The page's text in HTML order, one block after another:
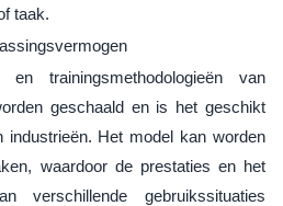
taak.
trainingsmethodologieën van
geschaald en is het geschikt
industrieën. Het model kan worden
waardoor de prestaties en het
verschillende gebruikssituaties